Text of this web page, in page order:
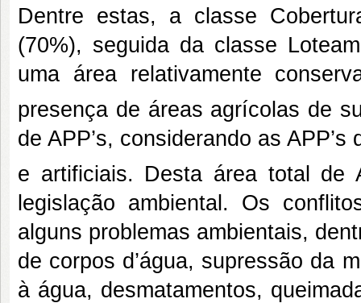
Dentre estas, a classe
(70%), seguida da classe
uma área relativamente
presença de áreas agrícolas de
de APP’s, considerando as
e artificiais. Desta área total de
legislação ambiental. Os
alguns problemas ambientais,
de corpos d’água, supressão da
à água, desmatamentos,